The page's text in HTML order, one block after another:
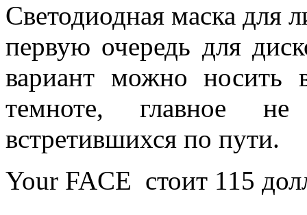
Светодиодная маска для
первую очередь для
вариант можно носить
темноте, главное
встретившихся по пути.
Your FACE стоит 115